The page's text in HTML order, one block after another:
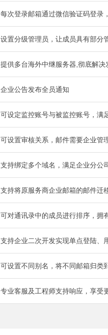
每次登录邮箱通过微信验证码登录
设置分级管理员，让成员具有部分
提供多台海外中继服务器,彻底解
企业公告发布全员通知
可设定监控账号与被监控账号，满
可设置审核关系，邮件需要企业管
支持绑定多个域名，满足企业分公
支持将原服务商企业邮箱的邮件迁
可对通讯录中的成员进行排序，拥
支持企业二次开发实现单点登陆、
可设置不同别名，将不同邮箱归类
专业客服及工程师支持响应，享受